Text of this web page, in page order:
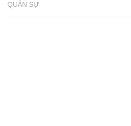
QUÂN SỰ